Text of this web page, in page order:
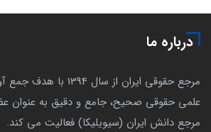
درباره ما
مرجع حقوقی ایران از سال
علمی حقوقی صحیح، جامع و دقیق به عنوان
مرجع دانش ایران (سیویلیکا) فعالیت می کند.